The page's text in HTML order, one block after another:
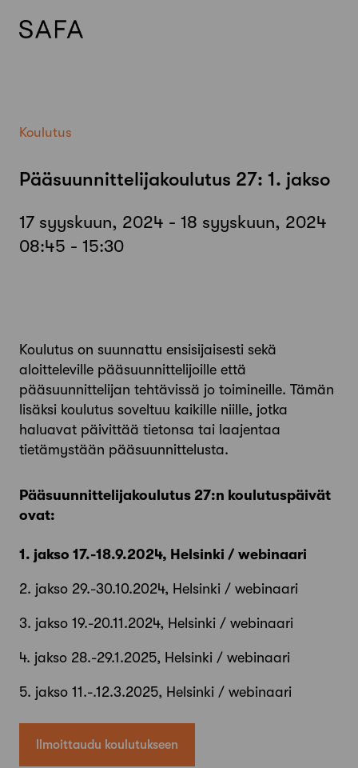
Koulutus
Pääsuunnittelijakoulutus 27: 1. jakso
17 syyskuun, 2024 - 18 syyskuun, 2024
08:45 - 15:30
Koulutus on suunnattu ensisijaisesti sekä
aloitteleville pääsuunnittelijoille että
pääsuunnittelijan tehtävissä jo toimineille. Tämän
lisäksi koulutus soveltuu kaikille niille, jotka
haluavat päivittää tietonsa tai laajentaa
tietämystään pääsuunnittelusta.
Pääsuunnittelijakoulutus 27:n koulutuspäivät
ovat:
1. jakso 17.-18.9.2024, Helsinki / webinaari
2. jakso 29.-30.10.2024, Helsinki / webinaari
3. jakso 19.-20.11.2024, Helsinki / webinaari
4. jakso 28.-29.1.2025, Helsinki / webinaari
5. jakso 11.-.12.3.2025, Helsinki / webinaari
Ilmoittaudu koulutukseen